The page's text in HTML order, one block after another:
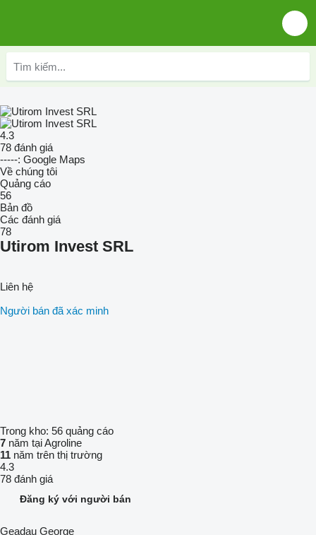
4.3
78 đánh giá
-----: Google Maps
Về chúng tôi
Quảng cáo
56
Bản đồ
Các đánh giá
78
Utirom Invest SRL
Liên hệ
Người bán đã xác minh
Trong kho: 56 quảng cáo
7 năm tại Agroline
11 năm trên thị trường
4.3
78 đánh giá
Đăng ký với người bán
Geadau George